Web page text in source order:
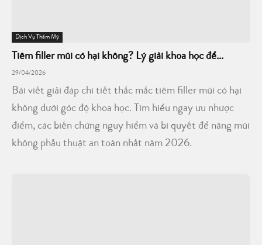
Dịch Vụ Thẩm Mỹ
Tiêm filler mũi có hại không? Lý giải khoa học để...
29/04/2026
Bài viết giải đáp chi tiết thắc mắc tiêm filler mũi có hại
không dưới góc độ khoa học. Tìm hiểu ngay ưu nhược
điểm, các biến chứng nguy hiểm và bí quyết để nâng mũi
không phẫu thuật an toàn nhất năm 2026.